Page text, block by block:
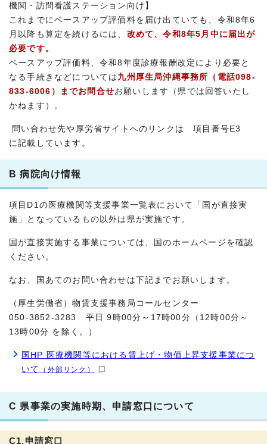
機関・訪問看護ステーション向け】
これまでにベースアップ評価料を届け出ていても、令和8年6
月以降も算定を続けるには、 改めて、令和8年5月中に届出が
必要です。
ベースアップ評価料、令和8年度診療報酬改定により必要と
なる手続きなどについては 九州厚生局沖縄事務所（電話098-
833-6006 ）までお問合せお願いします（県では回答いたし
かねます）。
問い合わせ先や厚労省サイトへのリンクは 項目番号E3
に記載しています。
B 病院向け情報
項目D1の医療機関等支援事業一覧表において「国が直接実
施」となっているもの以外は県が実施です。
国が直接実施する事業については、国のホームページを確認
ください。
なお、国あてのお問い合わせは下記までお願いします。
（厚生労働省）物賃支援事務局コールセンター
050-3852-3283 平日 9時00分～17時00分（12時00分～
13時00分 を除く。）
国HP 医療機関等における賃上げ・物価上昇支援事業につ
いて
（外部リンク）
C 県事業の実施時期、申請窓口について
C1.申請窓口